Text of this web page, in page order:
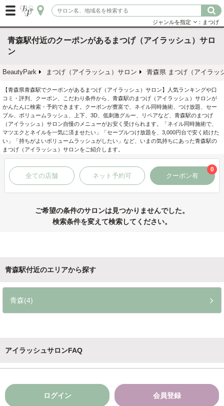
ジャンルを指定 ：まつげ
青森駅付近のクーポンがあるまつげ（アイラッシュ）サロ
ン
BeautyPark まつげ（アイラッシュ）サロン 青森県 まつげ（アイラッ
【青森県青森駅でクーポンがあるまつげ（アイラッシュ）サロン】人気ランキングや口
コミ・評判、クーポン、こだわり条件から、青森駅のまつげ（アイラッシュ）サロンが
かんたんに検索・予約できます。クーポンが豊富で、ネイル同時施術、つけ放題、セー
ブル、ボリュームラッシュ、上下、3D、低刺激グルー、リペアなど、青森駅のまつげ
（アイラッシュ）サロン自慢のメニューがお安く受けられます。「ネイル同時施術で、
マツエクとネイルを一気に済ませたい」「セーブルつけ放題を、3,000円台で安く続けた
い」「持ちがよいボリュームラッシュがしたい」など、いまの気持ちにあった青森駅の
まつげ（アイラッシュ）サロンをご紹介します。
全ての店舗 ネット予約可 クーポン有
0
ご希望の条件のサロンは見つかりませんでした。
検索条件を変えて検索してください。
青森駅付近のエリアから探す
青森(4)
アイラッシュサロンFAQ
ログイン 会員登録